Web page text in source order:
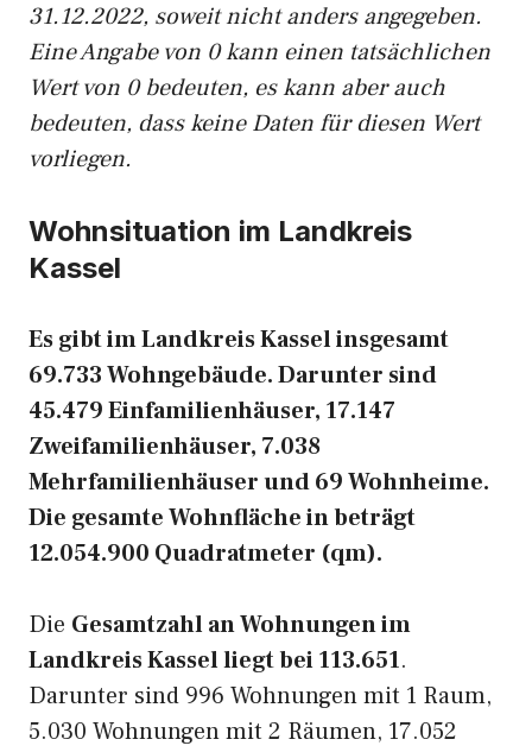
31.12.2022, soweit nicht anders angegeben.
Eine Angabe von 0 kann einen tatsächlichen
Wert von 0 bedeuten, es kann aber auch
bedeuten, dass keine Daten für diesen Wert
vorliegen.
Wohnsituation im Landkreis
Kassel
Es gibt im Landkreis Kassel insgesamt
69.733 Wohngebäude. Darunter sind
45.479 Einfamilienhäuser, 17.147
Zweifamilienhäuser, 7.038
Mehrfamilienhäuser und 69 Wohnheime.
Die gesamte Wohnfläche in beträgt
12.054.900 Quadratmeter (qm).
Die Gesamtzahl an Wohnungen im
Landkreis Kassel liegt bei 113.651.
Darunter sind 996 Wohnungen mit 1 Raum,
5.030 Wohnungen mit 2 Räumen, 17.052